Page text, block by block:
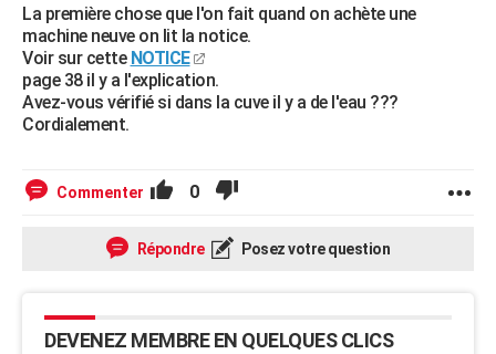
FORUM
Bricolage
Lifestyle
Culture
Sport
Auto
Television
Voyage
Cinema
La première chose que l'on fait quand on achète une
machine neuve on lit la notice.
Voir sur cette NOTICE
page 38 il y a l'explication.
Avez-vous vérifié si dans la cuve il y a de l'eau ???
Cordialement.
Commenter 0
Répondre Posez votre question
DEVENEZ MEMBRE EN QUELQUES CLICS